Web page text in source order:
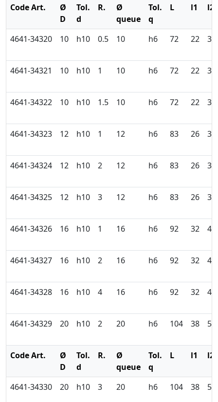
Code Art.
Ø
D
Tol.
d
R.
Ø
queue
Tol.
q
L l1 l2
4641-34320 10 h10 0.5 10 h6 72 22 32
4641-34321 10 h10 1 10 h6 72 22 32
4641-34322 10 h10 1.5 10 h6 72 22 32
4641-34323 12 h10 1 12 h6 83 26 38
4641-34324 12 h10 2 12 h6 83 26 38
4641-34325 12 h10 3 12 h6 83 26 38
4641-34326 16 h10 1 16 h6 92 32 44
4641-34327 16 h10 2 16 h6 92 32 44
4641-34328 16 h10 4 16 h6 92 32 44
4641-34329 20 h10 2 20 h6 104 38 54
Code Art.
Ø
D
Tol.
d
R.
Ø
queue
Tol.
q
L l1 l2
4641-34330 20 h10 3 20 h6 104 38 54